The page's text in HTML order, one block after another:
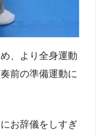
、より全身運動
前の準備運動に
お辞儀をしすぎ